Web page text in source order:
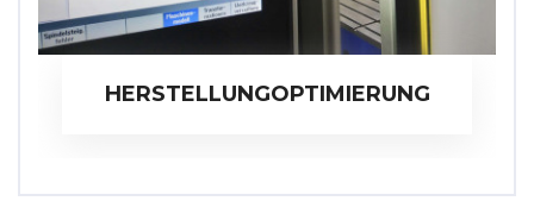
HERSTELLUNGOPTIMIERUNG